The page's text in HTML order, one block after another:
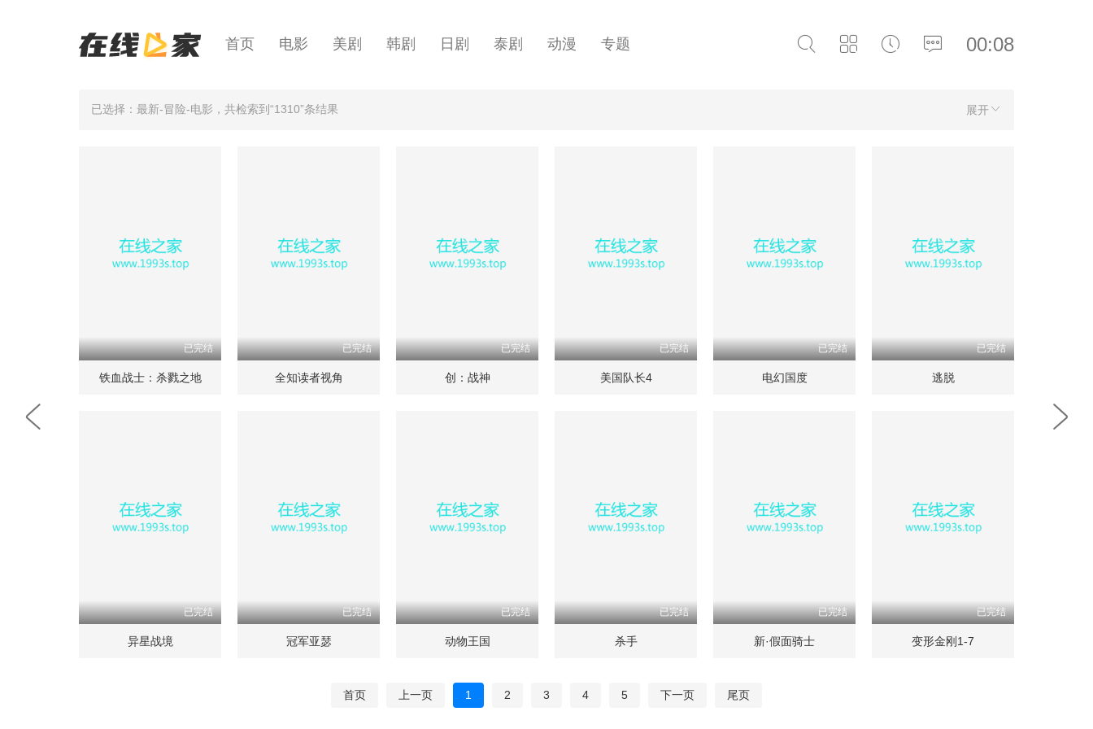
00:08
首页 电影 美剧 韩剧 日剧 泰剧 动漫 专题
展开
已选择：最新-冒险-电影 ，共检索到“1310”条结果
已完结
铁血战士：杀戮之地
已完结
全知读者视角
已完结
创：战神
已完结
美国队长4
已完结
电幻国度
已完结
逃脱
已完结
异星战境
已完结
冠军亚瑟
已完结
动物王国
已完结
杀手
已完结
新·假面骑士
已完结
变形金刚1-7
首页 上一页 1 2 3 4 5 下一页 尾页